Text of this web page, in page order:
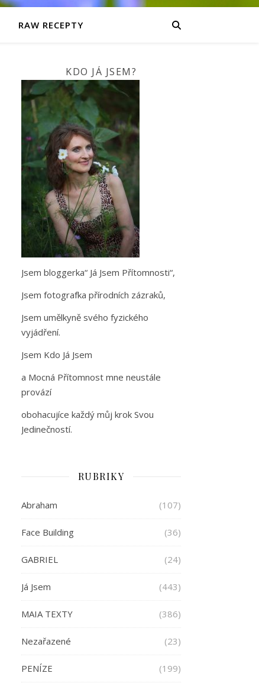
RAW RECEPTY
KDO JÁ JSEM?
Jsem bloggerka“ Já Jsem Přítomnosti“,
Jsem fotografka přírodních zázraků,
Jsem umělkyně svého fyzického
vyjádření.
Jsem Kdo Já Jsem
a Mocná Přítomnost mne neustále
provází
obohacujíce každý můj krok Svou
Jedinečností.
RUBRIKY
Abraham (107)
Face Building (36)
GABRIEL (24)
Já Jsem (443)
MAIA TEXTY (386)
Nezařazené (23)
PENÍZE (199)